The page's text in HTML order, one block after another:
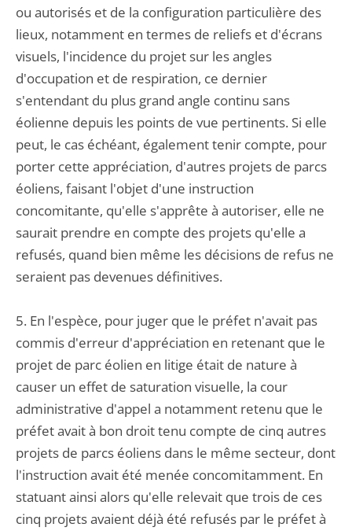
ou autorisés et de la configuration particulière des
lieux, notamment en termes de reliefs et d'écrans
visuels, l'incidence du projet sur les angles
d'occupation et de respiration, ce dernier
s'entendant du plus grand angle continu sans
éolienne depuis les points de vue pertinents. Si elle
peut, le cas échéant, également tenir compte, pour
porter cette appréciation, d'autres projets de parcs
éoliens, faisant l'objet d'une instruction
concomitante, qu'elle s'apprête à autoriser, elle ne
saurait prendre en compte des projets qu'elle a
refusés, quand bien même les décisions de refus ne
seraient pas devenues définitives.
5. En l'espèce, pour juger que le préfet n'avait pas
commis d'erreur d'appréciation en retenant que le
projet de parc éolien en litige était de nature à
causer un effet de saturation visuelle, la cour
administrative d'appel a notamment retenu que le
préfet avait à bon droit tenu compte de cinq autres
projets de parcs éoliens dans le même secteur, dont
l'instruction avait été menée concomitamment. En
statuant ainsi alors qu'elle relevait que trois de ces
cinq projets avaient déjà été refusés par le préfet à